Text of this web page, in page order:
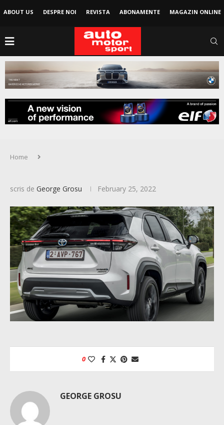
ABOUT US DESPRE NOI REVISTA ABONAMENTE MAGAZIN ONLINE
Home
scris de George Grosu February 25, 2022
0
GEORGE GROSU